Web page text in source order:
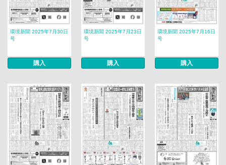
環境新聞 2025年7月30日
号
購入
環境新聞 2025年7月23日
号
購入
環境新聞 2025年7月16日
号
購入